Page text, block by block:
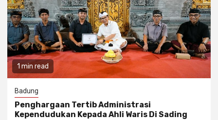
1 min read
Badung
Penghargaan Tertib Administrasi
Kependudukan Kepada Ahli Waris Di Sading